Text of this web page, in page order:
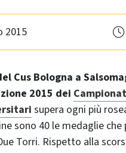
2015
Cus Bologna a
2015 dei
supera ogni più
sono 40 le medaglie che
Torri. Rispetto alla